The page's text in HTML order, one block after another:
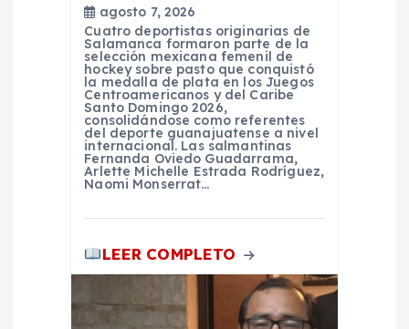
agosto 7, 2026
Cuatro deportistas originarias de
Salamanca formaron parte de la
selección mexicana femenil de
hockey sobre pasto que conquistó
la medalla de plata en los Juegos
Centroamericanos y del Caribe
Santo Domingo 2026,
consolidándose como referentes
del deporte guanajuatense a nivel
internacional. Las salmantinas
Fernanda Oviedo Guadarrama,
Arlette Michelle Estrada Rodríguez,
Naomi Monserrat…
LEER COMPLETO